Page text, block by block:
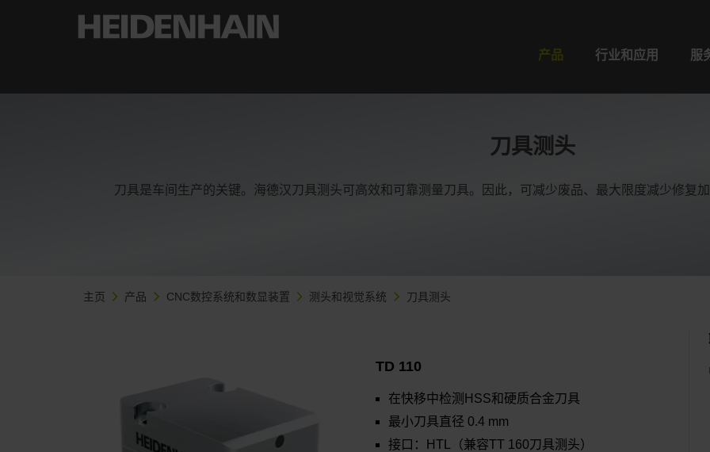
产品 行业和应用 服
刀具测头
刀具是车间生产的关键。海德汉刀具测头可高效和可靠测量刀具。因此，可减少废品、最大限度减少修复
主页 产品 CNC数控系统和数显装置 测头和视觉系统 刀具测头
TD 110
在快移中检测HSS和硬质合金刀具
最小刀具直径 0.4 mm
接口：HTL（兼容TT 160刀具测头）